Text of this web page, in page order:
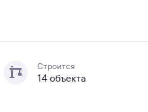
Строится
14 объекта